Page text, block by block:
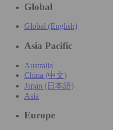
Global
Global (English)
Asia Pacific
Australia
China (中文)
Japan (日本語)
Asia
Europe